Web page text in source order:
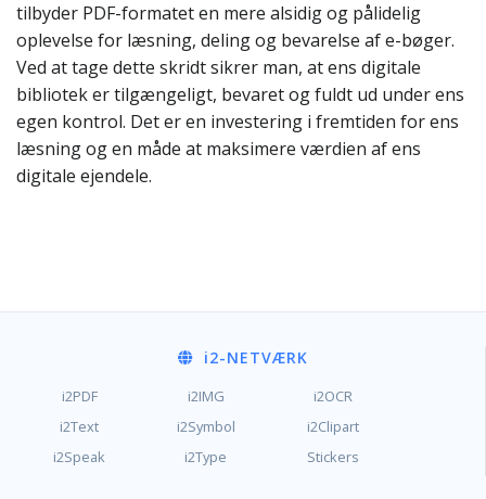
tilbyder PDF-formatet en mere alsidig og pålidelig
oplevelse for læsning, deling og bevarelse af e-bøger.
Ved at tage dette skridt sikrer man, at ens digitale
bibliotek er tilgængeligt, bevaret og fuldt ud under ens
egen kontrol. Det er en investering i fremtiden for ens
læsning og en måde at maksimere værdien af ens
digitale ejendele.
i2-NETVÆRK
i2PDF i2IMG
i2OCR
i2Text
i2Symbol
i2Clipart
i2Speak
i2Type Stickers